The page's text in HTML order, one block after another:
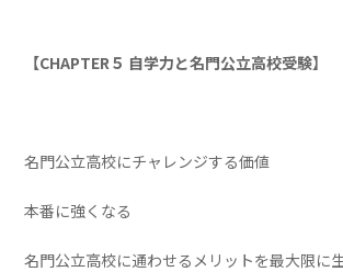
【CHAPTER５ 自学力と名門公立高校受験】
名門公立高校にチャレンジする価値
本番に強くなる
名門公立高校に通わせるメリットを最大限に